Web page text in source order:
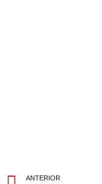
ANTERIOR